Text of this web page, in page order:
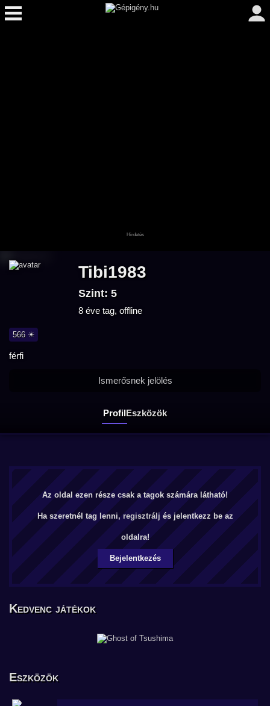
Tibi1983
Szint: 5
8 éve tag, offline
566 ☀
férfi
ProfilEszközök
Ismerősnek jelölés
Az oldal ezen része csak a tagok számára látható!
Ha szeretnél tag lenni, regisztrálj és jelentkezz be az
oldalra!
Bejelentkezés
Kedvenc játékok
Eszközök